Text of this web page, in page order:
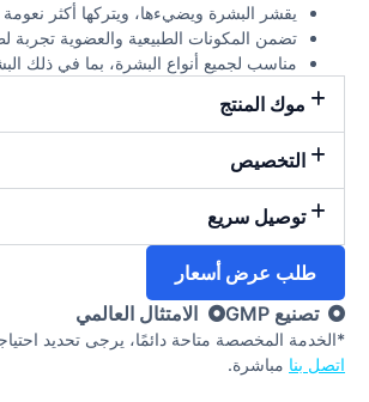
يقشر البشرة ويضيءها، ويتركها أكثر نعومة
تضمن المكونات الطبيعية والعضوية تجربة
مناسب لجميع أنواع البشرة، بما في ذلك
موك المنتج
التخصيص
توصيل سريع
طلب عرض أسعار
تصنيع GMP
الامتثال العالمي
*الخدمة المخصصة متاحة دائمًا، يرجى تحديد
اتصل بنا مباشرة.